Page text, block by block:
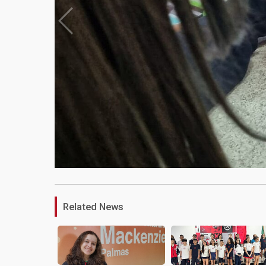
Related News